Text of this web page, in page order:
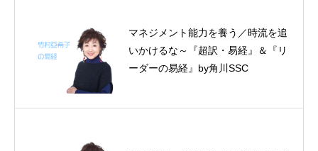
マネジメント能力を養う／時流を追
いかけるな～『超訳・易経』＆『リ
ーダーの易経』by角川SSC